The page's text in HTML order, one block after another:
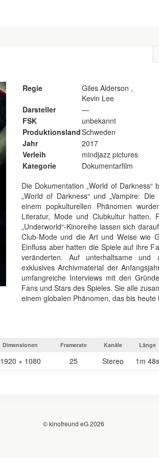
Regie
Giles Alderson ,
Kevin Lee
Darsteller
—
FSK
unbekannt
ProduktionslandSchweden
Jahr
2017
Verleih
mindjazz pictures
Kategorie
Dokumentarfilm
Die Dokumentation „World of
„World of Darkness“ und „Vampire:
einem popkulturellen Phänomen
Literatur, Mode und Clubkultur hatten.
„Underworld“-Kinoreihe lassen sich
Club-Mode und die Art und Weise wie
Einfluss aber hatten die Spiele auf ihre
veränderten. Auf unterhaltsame und
exklusives Archivmaterial der
umfangreiche Interviews mit den
Fans und Stars des Spieles. Sie alle
einem globalen Phänomen, das bis heute
Dimensionen Framerate Kanäle Länge
1920 × 1080 25 Stereo 1m 48s
© kinofreund eG 2026